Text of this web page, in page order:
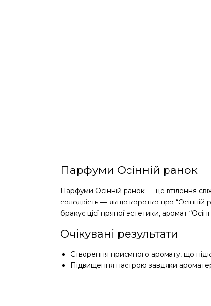
Парфуми Осінній ранок
Парфуми Осінній ранок — це втілення
солодкість — якщо коротко про
бракує цієї пряної естетики, аромат
Очікувані результати
Створення приємного аромату, що
Підвищення настрою завдяки